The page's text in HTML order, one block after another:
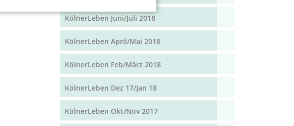
KölnerLeben Juni/Juli 2018
KölnerLeben April/Mai 2018
KölnerLeben Feb/März 2018
KölnerLeben Dez 17/Jan 18
KölnerLeben Okt/Nov 2017